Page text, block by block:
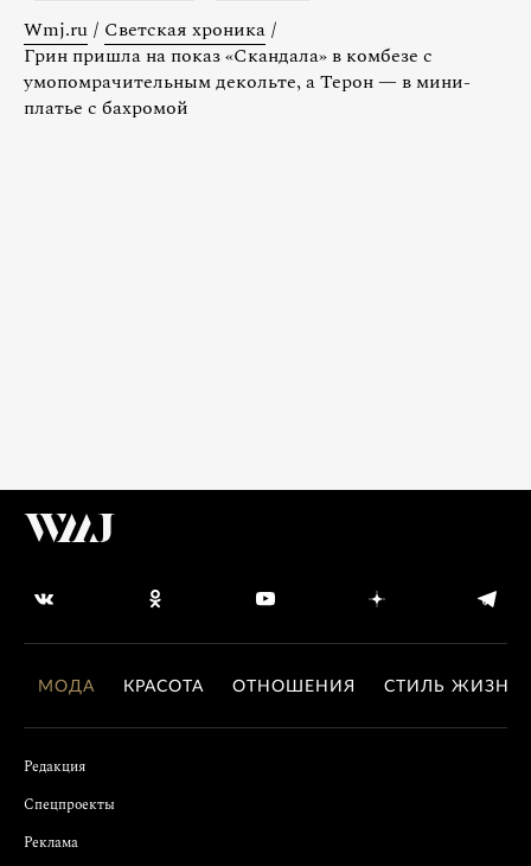
Wmj.ru / Светская хроника /
Грин пришла на показ «Скандала» в комбезе с
умопомрачительным декольте, а Терон — в мини-
платье с бахромой
МОДА КРАСОТА ОТНОШЕНИЯ СТИЛЬ ЖИЗНИ
Редакция
Спецпроекты
Реклама